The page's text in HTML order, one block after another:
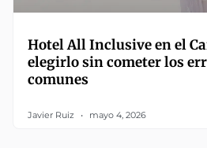
Hotel All Inclusive en el
elegirlo sin cometer los
comunes
Javier Ruiz mayo 4, 2026